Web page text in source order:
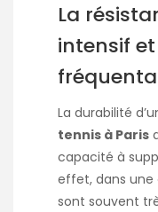
La
intensif
La durabilité
tennis à Paris
capacité à
effet, dans une
sont souvent